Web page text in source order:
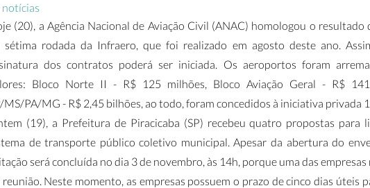
(20), a Agência Nacional de Aviação Civil (ANAC) homologou o
sétima rodada da Infraero, que foi realizado em agosto deste ano.
dos contratos poderá ser iniciada. Os aeroportos foram
Bloco Norte II - R$ 125 milhões, Bloco Aviação Geral - R$
MS/PA/MG - R$ 2,45 bilhões, ao todo, foram concedidos à iniciativa privada
(19), a Prefeitura de Piracicaba (SP) recebeu quatro propostas para
de transporte público coletivo municipal. Apesar da abertura do
será concluída no dia 3 de novembro, às 14h, porque uma das
reunião. Neste momento, as empresas possuem o prazo de cinco dias úteis